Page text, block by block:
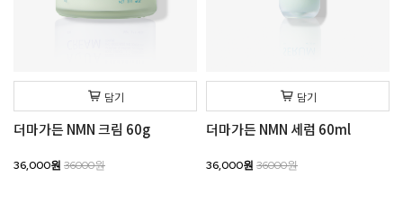
담기
더마가든 NMN 크림 60g
36,000원 36000원
담기
더마가든 NMN 세럼 60ml
36,000원 36000원